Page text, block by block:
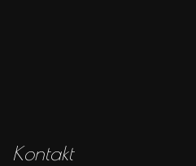
Kontakt